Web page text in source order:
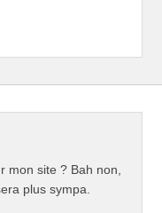
mon site ? Bah non,
plus sympa.